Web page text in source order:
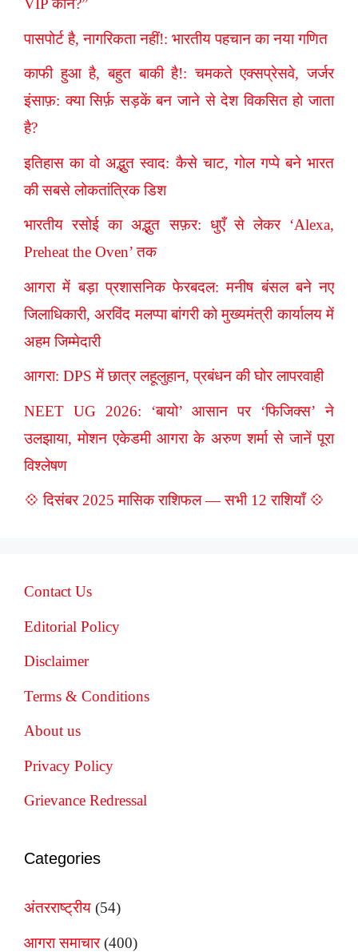
VIP कौन?”
पासपोर्ट है, नागरिकता नहीं!: भारतीय पहचान का नया गणित
काफी हुआ है, बहुत बाकी है!: चमकते एक्सप्रेसवे, जर्जर
इंसाफ़: क्या सिर्फ़ सड़कें बन जाने से देश विकसित हो जाता
है?
इतिहास का वो अद्भुत स्वाद: कैसे चाट, गोल गप्पे बने भारत
की सबसे लोकतांत्रिक डिश
भारतीय रसोई का अद्भुत सफ़र: धुएँ से लेकर ‘Alexa,
Preheat the Oven’ तक
आगरा में बड़ा प्रशासनिक फेरबदल: मनीष बंसल बने नए
जिलाधिकारी, अरविंद मलप्पा बांगरी को मुख्यमंत्री कार्यालय में
अहम जिम्मेदारी
आगरा: DPS में छात्र लहूलुहान, प्रबंधन की घोर लापरवाही
NEET UG 2026: ‘बायो’ आसान पर ‘फिजिक्स’ ने
उलझाया, मोशन एकेडमी आगरा के अरुण शर्मा से जानें पूरा
विश्लेषण
💠 दिसंबर 2025 मासिक राशिफल — सभी 12 राशियाँ 💠
Contact Us
Editorial Policy
Disclaimer
Terms & Conditions
About us
Privacy Policy
Grievance Redressal
Categories
अंतरराष्ट्रीय (54)
आगरा समाचार(400)